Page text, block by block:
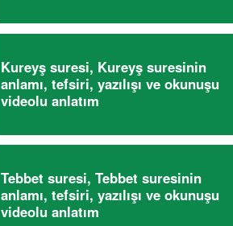
Kureyş suresi, Kureyş suresinin
anlamı, tefsiri, yazılışı ve okunuşu
videolu anlatım
Tebbet suresi, Tebbet suresinin
anlamı, tefsiri, yazılışı ve okunuşu
videolu anlatım